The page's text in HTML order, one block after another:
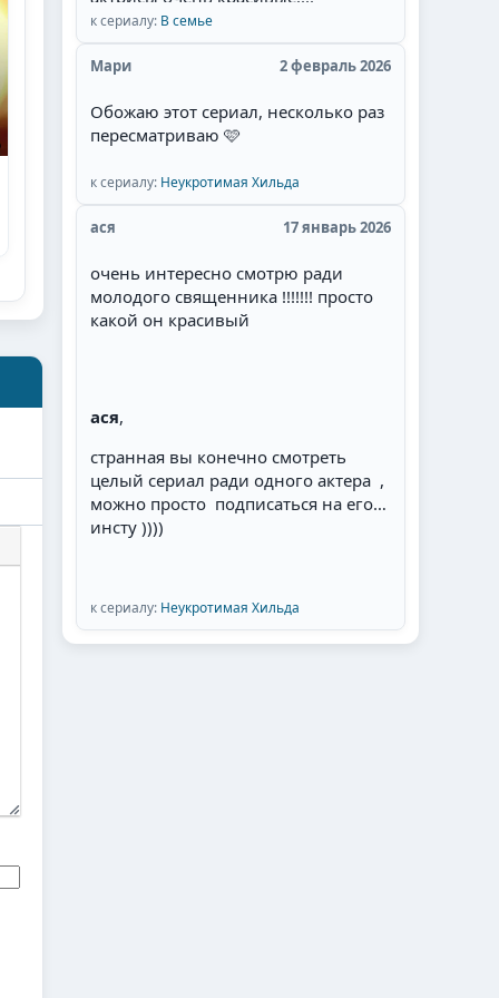
к сериалу: В семье
Мари 2 февраль 2026
Обожаю этот сериал, несколько раз
пересматриваю 🩷
к сериалу: Неукротимая Хильда
ася 17 январь 2026
очень интересно смотрю ради
молодого священника !!!!!!! просто
какой он красивый
ася,
странная вы конечно смотреть
целый сериал ради одного актера ,
можно просто подписаться на его
инсту ))))
к сериалу: Неукротимая Хильда